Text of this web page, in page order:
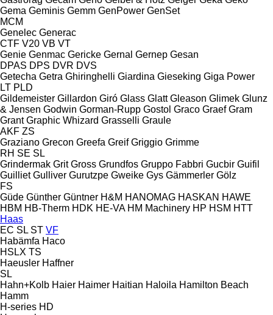
Gema Geminis Gemm GenPower GenSet
MCM
Genelec Generac
CTF V20 VB VT
Genie Genmac Gericke Gernal Gernep Gesan
DPAS DPS DVR DVS
Getecha Getra Ghiringhelli Giardina Gieseking Giga Power
LT PLD
Gildemeister Gillardon Giró Glass Glatt Gleason Glimek Glunz
& Jensen Godwin Gorman-Rupp Gostol Graco Graef Gram
Grant Graphic Whizard Grasselli Graule
AKF ZS
Graziano Grecon Greefa Greif Griggio Grimme
RH SE SL
Grindermak Grit Gross Grundfos Gruppo Fabbri Gucbir Guifil
Guilliet Gulliver Gurutzpe Gweike Gys Gämmerler Gölz
FS
Güde Günther Güntner H&M HANOMAG HASKAN HAWE
HBM HB‑Therm HDK HE-VA HM Machinery HP HSM HTT
Haas
EC SL ST VF
Habämfa Haco
HSLX TS
Haeusler Haffner
SL
Hahn+Kolb Haier Haimer Haitian Haloila Hamilton Beach
Hamm
H-series HD